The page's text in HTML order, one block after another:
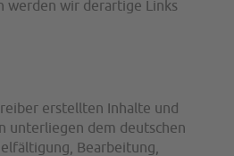
werden wir derartige Links
erstellten Inhalte und
unterliegen dem deutschen
Bearbeitung,